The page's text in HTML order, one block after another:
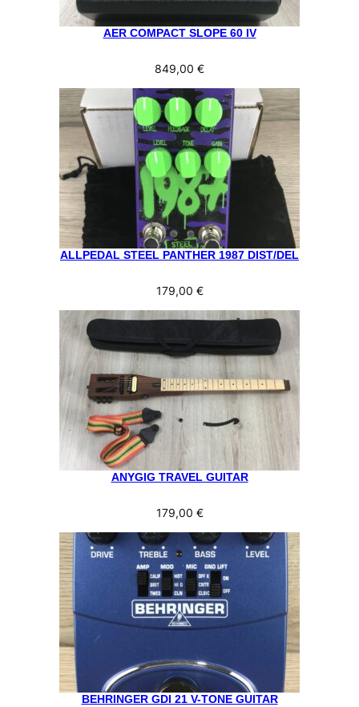
AER COMPACT SLOPE 60 IV
849,00 €
ALLPEDAL STEEL PANTHER 1987 DIST/DEL
179,00 €
ANYGIG TRAVEL GUITAR
179,00 €
BEHRINGER GDI 21 V-TONE GUITAR